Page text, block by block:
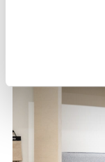
sekä tyynyn